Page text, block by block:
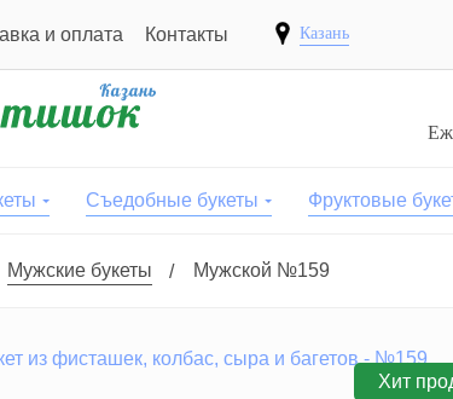
и оплата Контакты Казань
Съедобные букеты Фруктовые
Мужские букеты Мужской №159
Хит